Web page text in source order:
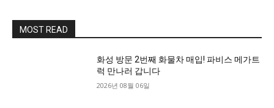
MOST READ
화성 방문 2번째 화물차 매입! 파비스 메가트
럭 만나러 갑니다
2026년 08월 06일